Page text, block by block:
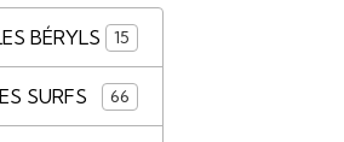
BÉRYLS 15
SURFS 66